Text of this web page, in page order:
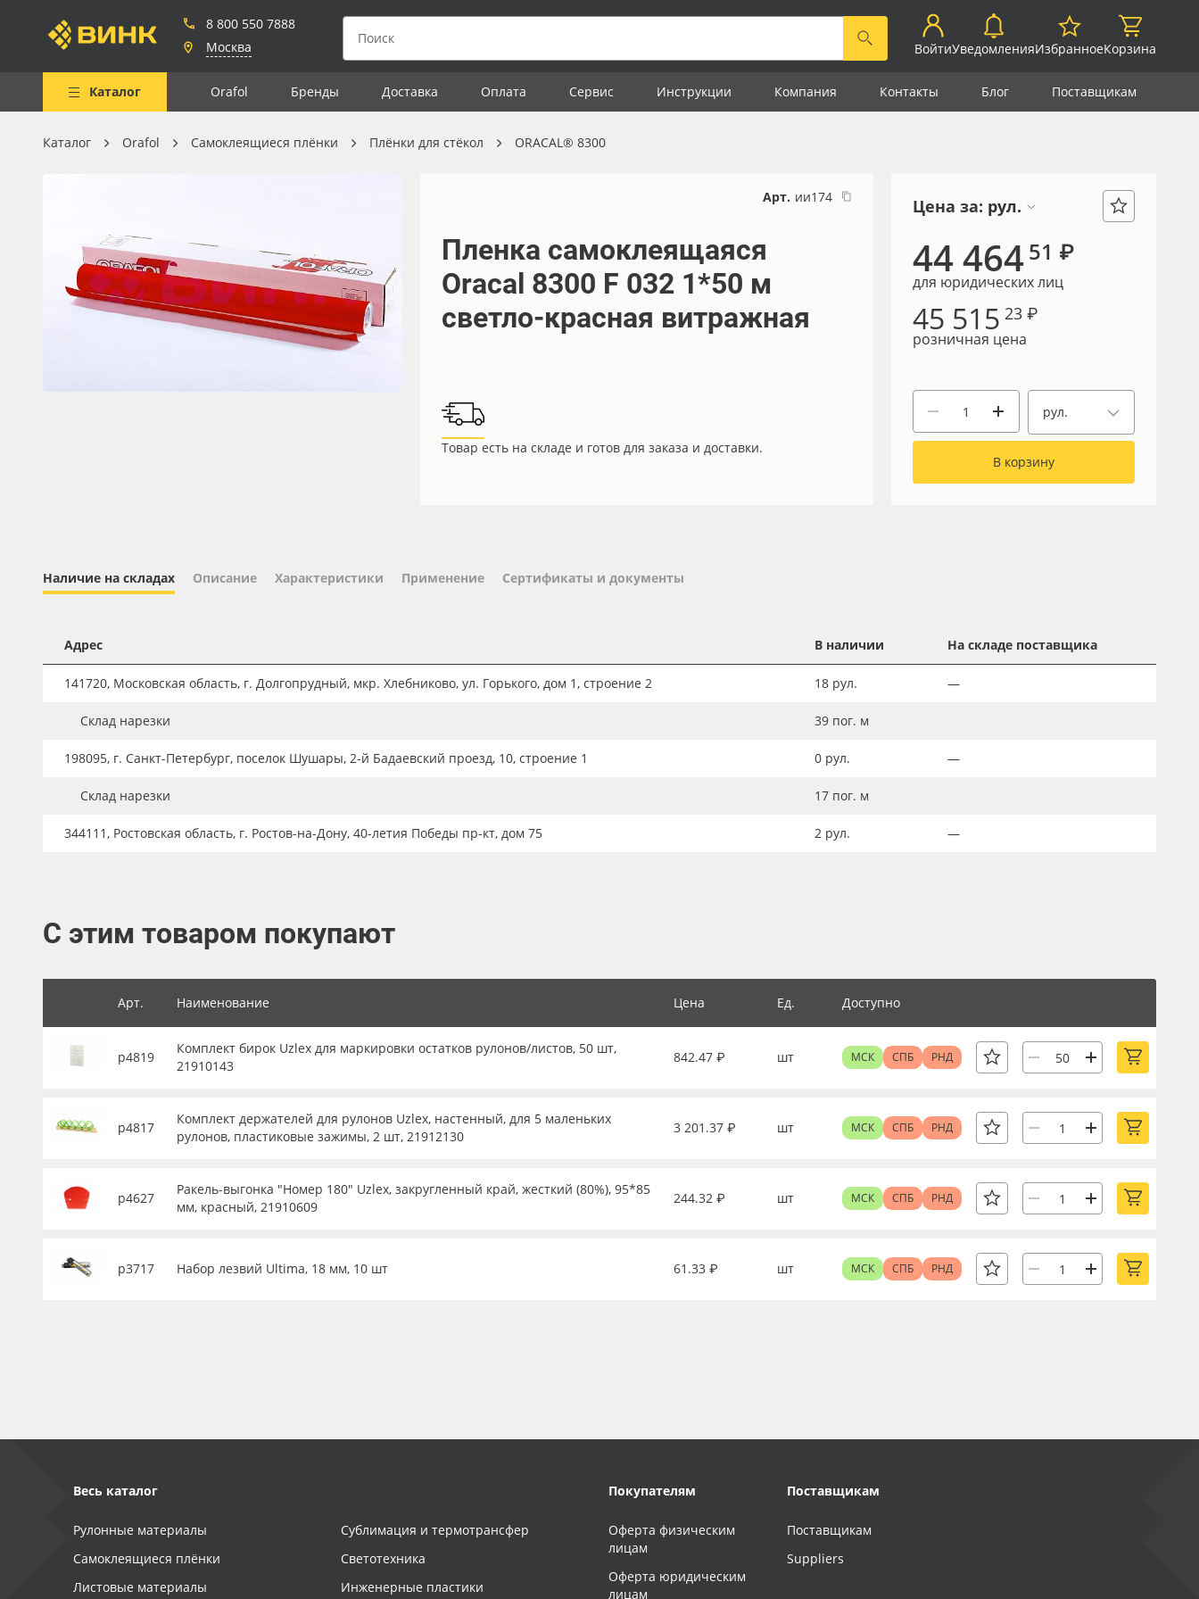
8 800 550 7888
Москва
ВойтиУведомленияИзбранноеКорзина
Каталог Orafol Бренды Доставка Оплата Сервис Инструкции Компания Контакты Блог Поставщикам
Весь каталог
Листовые материалы
Чернила
Клей, скотчи и крепёж
Новинки ассортимента
Плёнка монтажная Oratape
ПЭТ листовой
ПЭТ бэклит
Вспененный ПВХ
Каталог Orafol Самоклеящиеся плёнки Плёнки для стёкол ORACAL® 8300
Арт. ии174
Пленка самоклеящаяся
Oracal 8300 F 032 1*50 м
светло-красная витражная
Товар есть на складе и готов для заказа и доставки.
Цена за: рул.
44 46451 ₽
для юридических лиц
45 515 23 ₽
розничная цена
рул.
В корзину
Наличие на складах Описание Характеристики Применение Сертификаты и документы
Адрес В наличии На складе поставщика
141720, Московская область, г. Долгопрудный, мкр. Хлебниково, ул. Горького, дом 1, строение 2 18 рул. —
Склад нарезки 39 пог. м
198095, г. Санкт-Петербург, поселок Шушары, 2-й Бадаевский проезд, 10, строение 1 0 рул. —
Склад нарезки 17 пог. м
344111, Ростовская область, г. Ростов-на-Дону, 40-летия Победы пр-кт, дом 75 2 рул. —
С этим товаром покупают
Арт. Наименование Цена Ед. Доступно
р4819
Комплект бирок Uzlex для маркировки остатков рулонов/листов, 50 шт,
21910143
842.47 ₽ шт МСК СПБ РНД
р4817
Комплект держателей для рулонов Uzlex, настенный, для 5 маленьких
рулонов, пластиковые зажимы, 2 шт, 21912130
3 201.37 ₽ шт МСК СПБ РНД
р4627
Ракель-выгонка "Номер 180" Uzlex, закругленный край, жесткий (80%), 95*85
мм, красный, 21910609
244.32 ₽ шт МСК СПБ РНД
р3717 Набор лезвий Ultima, 18 мм, 10 шт 61.33 ₽ шт МСК СПБ РНД
Весь каталог
Рулонные материалы
Самоклеящиеся плёнки
Листовые материалы
Сублимация и термотрансфер
Светотехника
Инженерные пластики
Покупателям
Оферта физическим
лицам
Оферта юридическим
лицам
Поставщикам
Поставщикам
Suppliers